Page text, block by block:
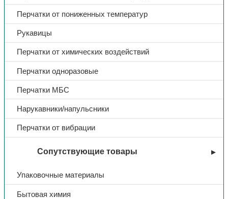
Перчатки от пониженных температур
Рукавицы
Перчатки от химических воздействий
Перчатки одноразовые
Перчатки МБС
Нарукавники/напульсники
Перчатки от вибрации
Сопутствующие товары
Упаковочные материалы
Бытовая химия